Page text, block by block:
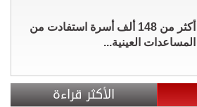
أكثر من 148 ألف أسرة استفادت من
المساعدات العينية...
الأكثر قراءة